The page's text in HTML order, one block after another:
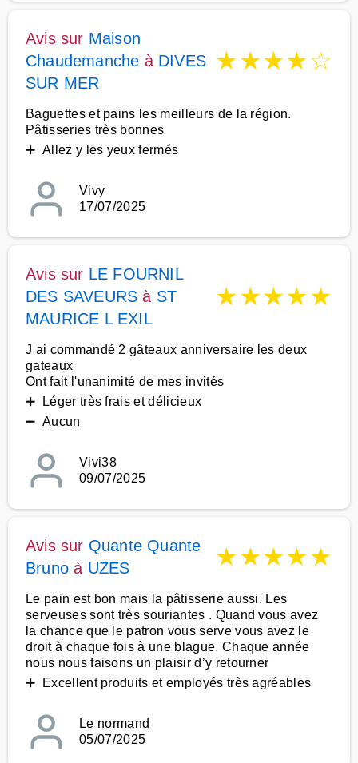
Avis sur Maison
Chaudemanche à DIVES
SUR MER
★★★★☆
Baguettes et pains les meilleurs de la région.
Pâtisseries très bonnes
➕ Allez y les yeux fermés
Vivy
17/07/2025
Avis sur LE FOURNIL
DES SAVEURS à ST
MAURICE L EXIL
★★★★★
J ai commandé 2 gâteaux anniversaire les deux
gateaux
Ont fait l'unanimité de mes invités
➕ Léger très frais et délicieux
➖ Aucun
Vivi38
09/07/2025
Avis sur Quante Quante
Bruno à UZES ★★★★★
Le pain est bon mais la pâtisserie aussi. Les
serveuses sont très souriantes . Quand vous avez
la chance que le patron vous serve vous avez le
droit à chaque fois à une blague. Chaque année
nous nous faisons un plaisir d’y retourner
➕ Excellent produits et employés très agréables
Le normand
05/07/2025